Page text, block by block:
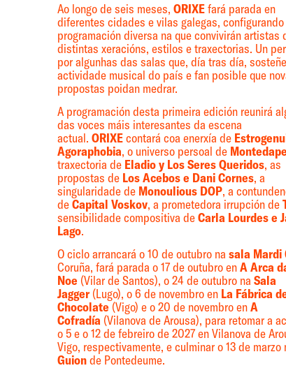
Ao longo de seis meses, ORIXEfará parada en
diferentes cidades e vilas galegas, configurando
programación diversa na que convivirán artistas
distintas xeracións, estilos e traxectorias. Un
por algunhas das salas que, día tras día,
actividade musical do país e fan posible que
propostas poidan medrar.
A programación desta primeira edición reunirá
das voces máis interesantes da escena
actual. ORIXEcontará coa enerxía de
Agoraphobia, o universo persoal de
traxectoria de Eladio y Los Seres Queridos, as
propostas de Los Acebos e Dani Cornes, a
singularidade de Monoulious DOP, a
deCapital Voskov, a prometedora irrupción de
sensibilidade compositiva deCarla Lourdes e
Lago.
O ciclo arrancará o 10 de outubro na sala Mardi
Coruña, fará parada o 17 de outubro enA Arca
Noe (Vilar de Santos), o 24 de outubro na Sala
Jagger(Lugo), o 6 de novembro en La Fábrica
Chocolate (Vigo) e o 20 de novembro enA
Cofradía (Vilanova de Arousa), para retomar a
o 5 e o 12 de febreiro de 2027 en Vilanova de
Vigo, respectivamente, e culminar o 13 de marzo
Guionde Pontedeume.